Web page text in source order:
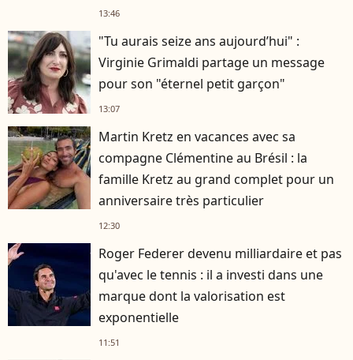
rester musclé à 56 ans ?
13:46
"Tu aurais seize ans aujourd’hui" :
Virginie Grimaldi partage un message
pour son "éternel petit garçon"
13:07
Martin Kretz en vacances avec sa
compagne Clémentine au Brésil : la
famille Kretz au grand complet pour un
anniversaire très particulier
12:30
Roger Federer devenu milliardaire et pas
qu'avec le tennis : il a investi dans une
marque dont la valorisation est
exponentielle
11:51